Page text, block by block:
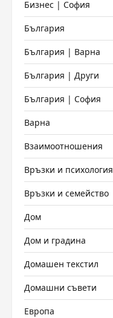
Бизнес | София
България
България | Варна
България | Други
България | София
Варна
Взаимоотношения
Връзки и психология
Връзки и семейство
Дом
Дом и градина
Домашен текстил
Домашни съвети
Европа